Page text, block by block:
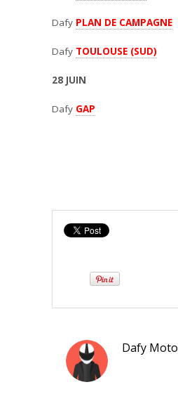
Dafy PLAN DE CAMPAGNE
Dafy TOULOUSE (SUD)
28 JUIN
Dafy GAP
Dafy Moto